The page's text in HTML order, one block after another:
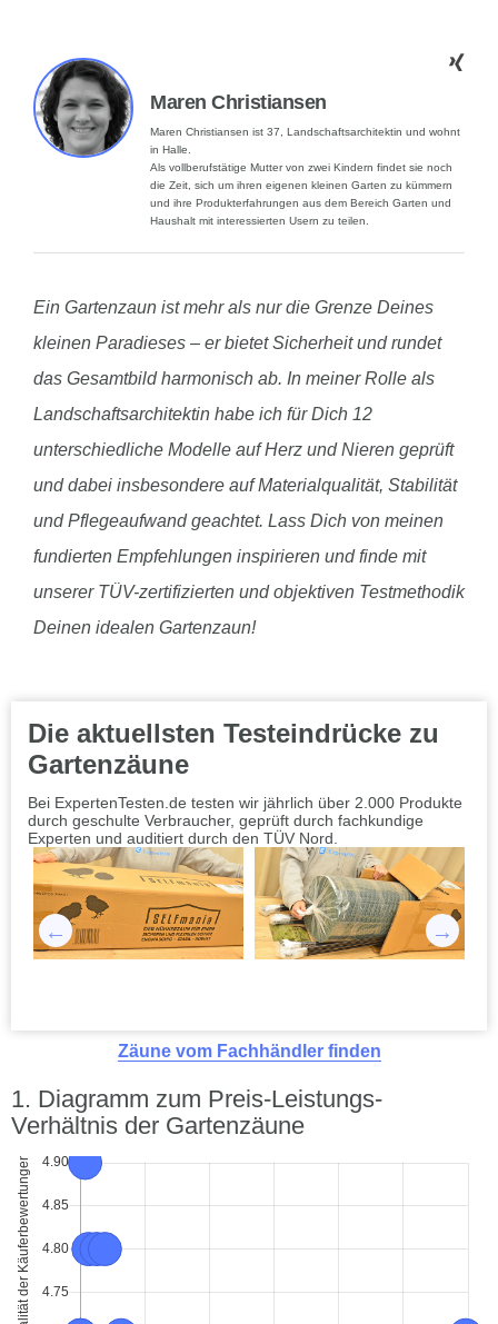
Maren Christiansen
Maren Christiansen ist 37, Landschaftsarchitektin und wohnt
in Halle.
Als vollberufstätige Mutter von zwei Kindern findet sie noch
die Zeit, sich um ihren eigenen kleinen Garten zu kümmern
und ihre Produkterfahrungen aus dem Bereich Garten und
Haushalt mit interessierten Usern zu teilen.
Ein Gartenzaun ist mehr als nur die Grenze Deines
kleinen Paradieses – er bietet Sicherheit und rundet
das Gesamtbild harmonisch ab. In meiner Rolle als
Landschaftsarchitektin habe ich für Dich 12
unterschiedliche Modelle auf Herz und Nieren geprüft
und dabei insbesondere auf Materialqualität, Stabilität
und Pflegeaufwand geachtet. Lass Dich von meinen
fundierten Empfehlungen inspirieren und finde mit
unserer TÜV-zertifizierten und objektiven Testmethodik
Deinen idealen Gartenzaun!
Die aktuellsten Testeindrücke zu
Gartenzäune
Bei ExpertenTesten.de testen wir jährlich über 2.000 Produkte
durch geschulte Verbraucher, geprüft durch fachkundige
Experten und auditiert durch den TÜV Nord.
Zäune vom Fachhändler finden
Diagramm zum Preis-Leistungs-
Verhältnis der Gartenzäune